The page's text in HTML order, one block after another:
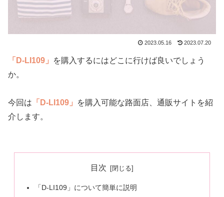
2023.05.16 2023.07.20
「D-LI109」
を購入するにはどこに行けば良いでしょう
か。
今回は 「D-LI109」
を購入可能な路面店、通販サイトを紹
介します。
目次
「D-LI109」について簡単に説明